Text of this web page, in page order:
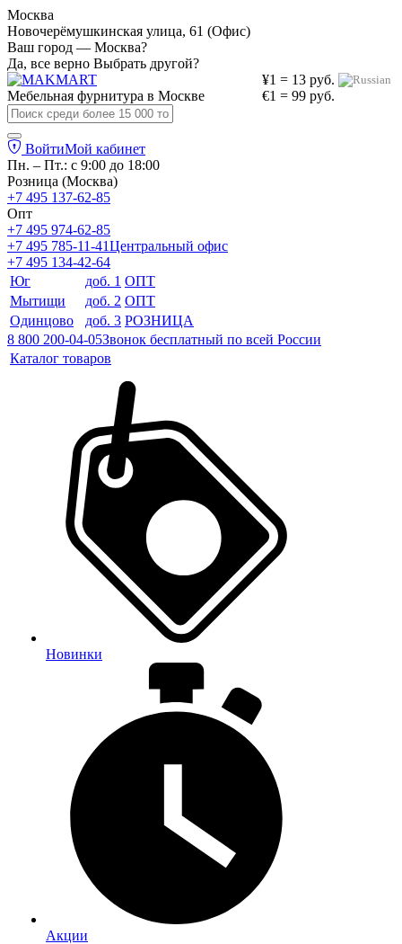
Москва
Новочерёмушкинская улица, 61 (Офис)
Ваш город — Москва?
Да, все верно Выбрать другой?
¥1 = 13 руб.
€1 = 99 руб.
Мебельная фурнитура в Москве
ВойтиМой кабинет
Пн. – Пт.: с 9:00 до 18:00
Розница (Москва)
+7 495 137-62-85
Опт
+7 495 974-62-85
+7 495 785-11-41Центральный офис
+7 495 134-42-64
Юг
доб. 1 ОПТ
Мытищи
доб. 2 ОПТ
Одинцово
доб. 3 РОЗНИЦА
8 800 200-04-05Звонок бесплатный по всей России
Каталог товаров
Новинки
Акции